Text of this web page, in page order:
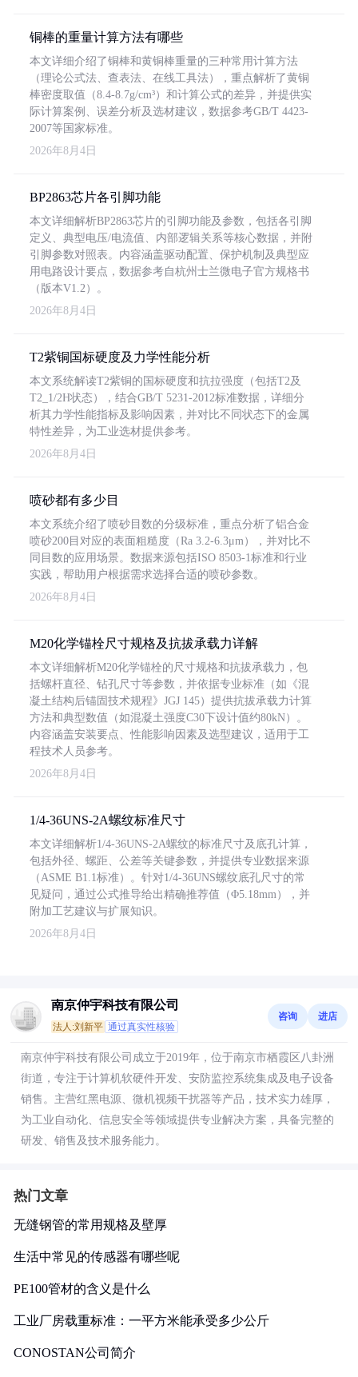
铜棒的重量计算方法有哪些
本文详细介绍了铜棒和黄铜棒重量的三种常用计算方法
（理论公式法、查表法、在线工具法），重点解析了黄铜
棒密度取值（8.4-8.7g/cm³）和计算公式的差异，并提供实
际计算案例、误差分析及选材建议，数据参考GB/T 4423-
2007等国家标准。
2026年8月4日
BP2863芯片各引脚功能
本文详细解析BP2863芯片的引脚功能及参数，包括各引脚
定义、典型电压/电流值、内部逻辑关系等核心数据，并附
引脚参数对照表。内容涵盖驱动配置、保护机制及典型应
用电路设计要点，数据参考自杭州士兰微电子官方规格书
（版本V1.2）。
2026年8月4日
T2紫铜国标硬度及力学性能分析
本文系统解读T2紫铜的国标硬度和抗拉强度（包括T2及
T2_1/2H状态），结合GB/T 5231-2012标准数据，详细分
析其力学性能指标及影响因素，并对比不同状态下的金属
特性差异，为工业选材提供参考。
2026年8月4日
喷砂都有多少目
本文系统介绍了喷砂目数的分级标准，重点分析了铝合金
喷砂200目对应的表面粗糙度（Ra 3.2-6.3μm），并对比不
同目数的应用场景。数据来源包括ISO 8503-1标准和行业
实践，帮助用户根据需求选择合适的喷砂参数。
2026年8月4日
M20化学锚栓尺寸规格及抗拔承载力详解
本文详细解析M20化学锚栓的尺寸规格和抗拔承载力，包
括螺杆直径、钻孔尺寸等参数，并依据专业标准（如《混
凝土结构后锚固技术规程》JGJ 145）提供抗拔承载力计算
方法和典型数值（如混凝土强度C30下设计值约80kN）。
内容涵盖安装要点、性能影响因素及选型建议，适用于工
程技术人员参考。
2026年8月4日
1/4-36UNS-2A螺纹标准尺寸
本文详细解析1/4-36UNS-2A螺纹的标准尺寸及底孔计算，
包括外径、螺距、公差等关键参数，并提供专业数据来源
（ASME B1.1标准）。针对1/4-36UNS螺纹底孔尺寸的常
见疑问，通过公式推导给出精确推荐值（Φ5.18mm），并
附加工艺建议与扩展知识。
2026年8月4日
南京仲宇科技有限公司
法人:刘新平 通过真实性核验
咨询 进店
南京仲宇科技有限公司成立于2019年，位于南京市栖霞区八卦洲
街道，专注于计算机软硬件开发、安防监控系统集成及电子设备
销售。主营红黑电源、微机视频干扰器等产品，技术实力雄厚，
为工业自动化、信息安全等领域提供专业解决方案，具备完整的
研发、销售及技术服务能力。
热门文章
无缝钢管的常用规格及壁厚
生活中常见的传感器有哪些呢
PE100管材的含义是什么
工业厂房载重标准：一平方米能承受多少公斤
CONOSTAN公司简介